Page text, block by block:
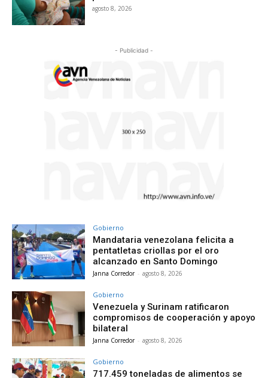
agosto 8, 2026
- Publicidad -
Gobierno
Mandataria venezolana felicita a
pentatletas criollas por el oro
alcanzado en Santo Domingo
Janna Corredor - agosto 8, 2026
Gobierno
Venezuela y Surinam ratificaron
compromisos de cooperación y apoyo
bilateral
Janna Corredor - agosto 8, 2026
Gobierno
717.459 toneladas de alimentos se